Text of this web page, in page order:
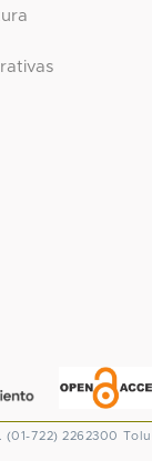
722) 2262300